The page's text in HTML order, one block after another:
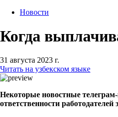
Новости
Когда
31 августа 2023 г.
Читать на узбекском языке
Некоторые новостные
ответственности